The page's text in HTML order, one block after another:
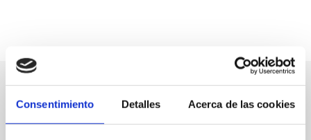
Consentimiento Detalles Acerca de las cookies